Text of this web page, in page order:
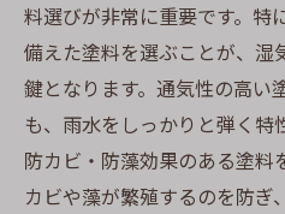
材料選びで差が出
長期的なメンテナ
屋根塗装で家の美しさ
塗装色彩が与える
季節を問わない美
料選びが非常に重要です。特
備えた塗料を選ぶことが、湿
鍵となります。通気性の高い
も、雨水をしっかりと弾く特
防カビ・防藻効果のある塗料
カビや藻が繁殖するのを防